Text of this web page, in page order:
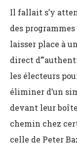
Il fallait s’y
des
laisser place à
direct
les électeurs
éliminer d’un
devant leur
chemin chez
celle de Peter